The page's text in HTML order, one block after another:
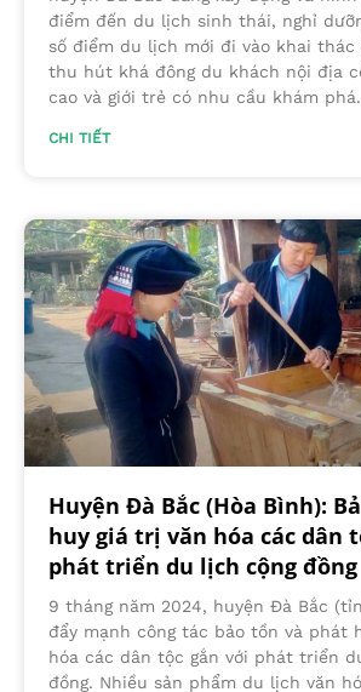
điểm đến du lịch sinh thái, nghỉ
số điểm du lịch mới đi vào khai thác
thu hút khá đông du khách nội địa
cao và giới trẻ có nhu cầu khám phá.
CHI TIẾT
Huyện Đà Bắc (Hòa Bình):
huy giá trị văn hóa các dân
phát triển du lịch cộng đồng
9 tháng năm 2024, huyện Đà Bắc
đẩy mạnh công tác bảo tồn và phát
hóa các dân tộc gắn với phát triển
đồng. Nhiều sản phẩm du lịch văn